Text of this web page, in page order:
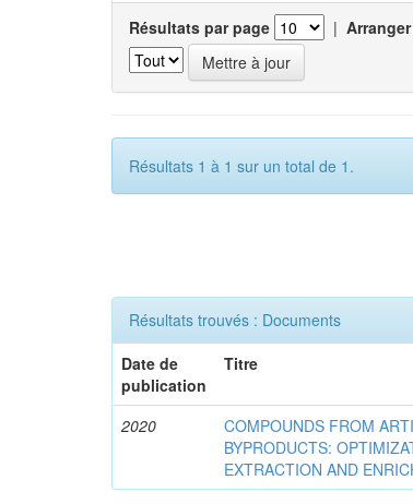
Résultats par page |
Résultats 1 à 1 sur un total de 1.
Résultats trouvés : Documents
Date de
publication
Titre
2020
COMPOUNDS FROM
BYPRODUCTS:
EXTRACTION AND